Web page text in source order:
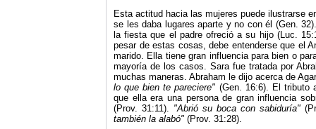
Esta actitud hacia las mujeres puede ilustrarse
se les daba lugares aparte y no con él (Gen.
la fiesta que el padre ofreció a su hijo (Luc.
pesar de estas cosas, debe entenderse que el
marido. Ella tiene gran influencia para bien o
mayoría de los casos. Sara fue tratada por
muchas maneras. Abraham le dijo acerca de
lo que bien te pareciere" (Gen. 16:6). El tributo
que ella era una persona de gran influencia
(Prov. 31:11). "Abrió su boca con sabiduría"
también la alabó" (Prov. 31:28).